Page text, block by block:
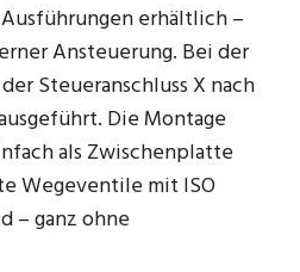
erhältlich –
Ansteuerung. Bei der
Steueranschluss X nach
Die Montage
als Zwischenplatte
Wegeventile mit ISO
– ganz ohne